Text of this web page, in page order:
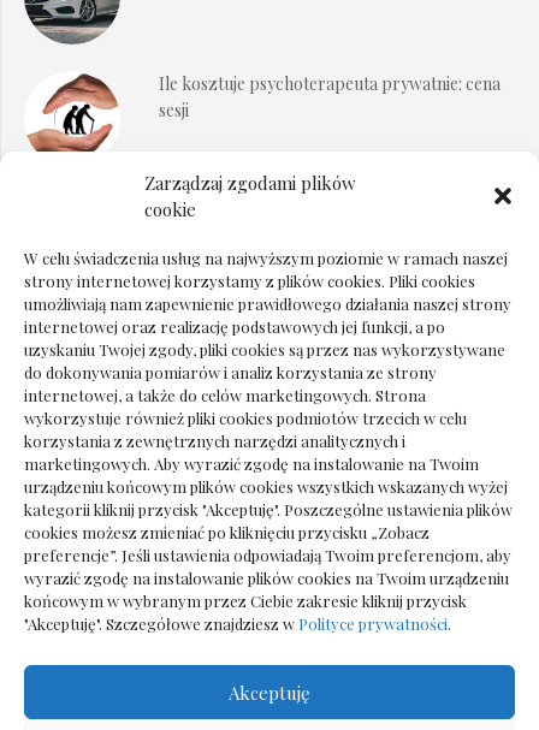
Zarządzaj zgodami plików
cookie
W celu świadczenia usług na najwyższym poziomie w ramach naszej
strony internetowej korzystamy z plików cookies. Pliki cookies
umożliwiają nam zapewnienie prawidłowego działania naszej strony
internetowej oraz realizację podstawowych jej funkcji, a po
uzyskaniu Twojej zgody, pliki cookies są przez nas wykorzystywane
do dokonywania pomiarów i analiz korzystania ze strony
internetowej, a także do celów marketingowych. Strona
wykorzystuje również pliki cookies podmiotów trzecich w celu
korzystania z zewnętrznych narzędzi analitycznych i
marketingowych. Aby wyrazić zgodę na instalowanie na Twoim
urządzeniu końcowym plików cookies wszystkich wskazanych wyżej
kategorii kliknij przycisk "Akceptuję". Poszczególne ustawienia plików
cookies możesz zmieniać po kliknięciu przycisku „Zobacz
preferencje”. Jeśli ustawienia odpowiadają Twoim preferencjom, aby
wyrazić zgodę na instalowanie plików cookies na Twoim urządzeniu
końcowym w wybranym przez Ciebie zakresie kliknij przycisk
"Akceptuję". Szczegółowe znajdziesz w Polityce prywatności.
Akceptuję
Ile kosztuje psychoterapeuta prywatnie: cena
sesji
Dokumenty do odbioru przy zmianie biura
Deska podłogowa do salonu: jak wybrać bez
pośpiechu